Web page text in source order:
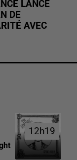
LANCE
DE
AVEC
12h19
12h19